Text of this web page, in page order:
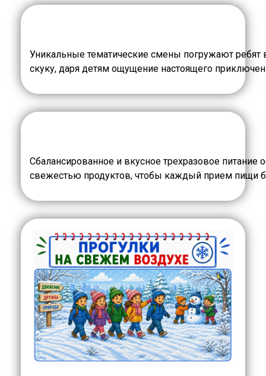
Уникальные тематические смены погружают
скуку, даря детям ощущение настоящего
Сбалансированное и вкусное трехразовое
свежестью продуктов, чтобы каждый прием пищи